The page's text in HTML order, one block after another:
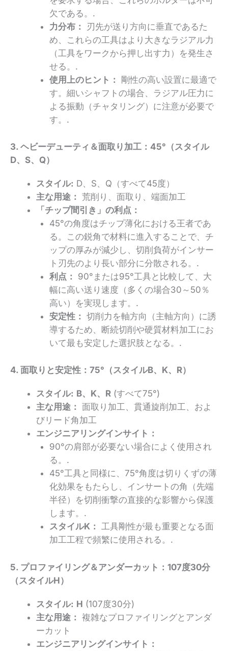
欠である。.
力分布：
刃先が送り方向に垂直であるた
め、これらの工具はより大きなラジアル力
（工具をワークから押し出す力）を発生さ
せる。.
使用上のヒント：
剛性の高い設置に最適で
す。細いシャフトの場合、ラジアル圧力に
よる振動（チャタリング）に注意が必要で
す。.
3. ヘビーデューティ＆面取り加工：45°（スタイル
D、S、Q）
スタイル: D、S、Q（すべて45度）
主な用途： 荒削り、面取り、端面加工
「チップ間引き」の利点：
45°の角度はチップ薄化における王者であ
る。この鋭角で材料に進入することで、チ
ップの厚みが減少し、切削負荷がインサー
ト刃先のより長い部分に分散される。.
利点：
90°または95°工具と比較して、大
幅に高い送り速度（多くの場合30～50％
高い）を実現します。.
安定性： 切削力を軸方向（主軸方向）に誘
導するため、断続切削や硬質材料加工にお
いて最も安定した選択肢となる。.
4. 面取りと安定性：75°（スタイルB、K、R）
スタイル: B、K、R (すべて75°)
主な用途： 面取り加工、貫通旋削加工、およ
びリード角加工
エンジニアリングインサイト：
90°の肩部が必要ない場合によく使用され
る。.
45°工具と同様に、75°角度は切りくずの薄
化効果をもたらし、インサートの角（先端
半径）を切削衝撃の直接的な影響から保護
します。.
スタイルK： 工具剛性が最も重要となる面
加工工程で頻繁に使用される。.
5. プロファイリング＆アンダーカット：107度30分
（スタイルH）
スタイル: H (107度30分)
主な用途： 複雑なプロファイリングとアンダ
ーカット
エンジニアリングインサイト：